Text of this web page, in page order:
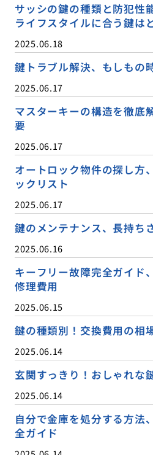
サッシの鍵の種類と防犯性
ライフスタイルに合う鍵は
2025.06.18
鍵トラブル解決、もしもの
2025.06.17
マスターキーの構造を徹底
要
2025.06.17
オートロック物件の探し方
ックリスト
2025.06.17
鍵のメンテナンス、長持ち
2025.06.16
キーフリー故障完全ガイド
修理費用
2025.06.15
鍵の種類別！交換費用の相
2025.06.14
玄関すっきり！おしゃれな
2025.06.14
自分で金庫を処分する方法
全ガイド